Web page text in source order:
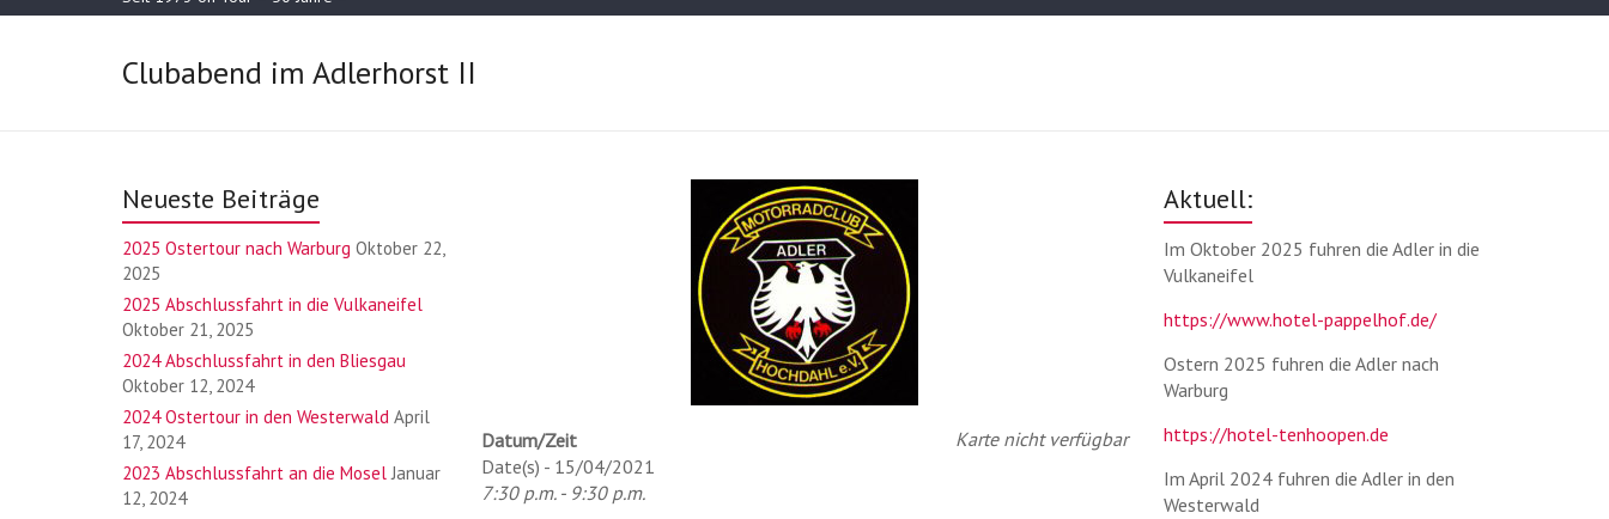
Clubabend im Adlerhorst II
Karte nicht verfügbar
Datum/Zeit
Date(s) - 15/04/2021
7:30 p.m. - 9:30 p.m.
Neueste Beiträge
2025 Ostertour nach Warburg Oktober 22,
2025
2025 Abschlussfahrt in die Vulkaneifel
Oktober 21, 2025
2024 Abschlussfahrt in den Bliesgau
Oktober 12, 2024
2024 Ostertour in den Westerwald April
17, 2024
2023 Abschlussfahrt an die Mosel Januar
12, 2024
Aktuell:
Im Oktober 2025 fuhren die Adler in die
Vulkaneifel
https://www.hotel-pappelhof.de/
Ostern 2025 fuhren die Adler nach
Warburg
https://hotel-tenhoopen.de
Im April 2024 fuhren die Adler in den
Westerwald